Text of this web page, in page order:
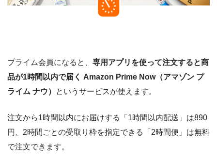
プライム会員になると、 専用アプリを使って注文すると商
品が1時間以内で届く Amazon Prime Now（アマゾン プ
ライム ナウ）
というサービスが使えます。
注文から1時間以内にお届けする「1時間以内配送」は890
円、2時間ごとの受取り枠を指定できる「2時間便」は無料
で注文できます。